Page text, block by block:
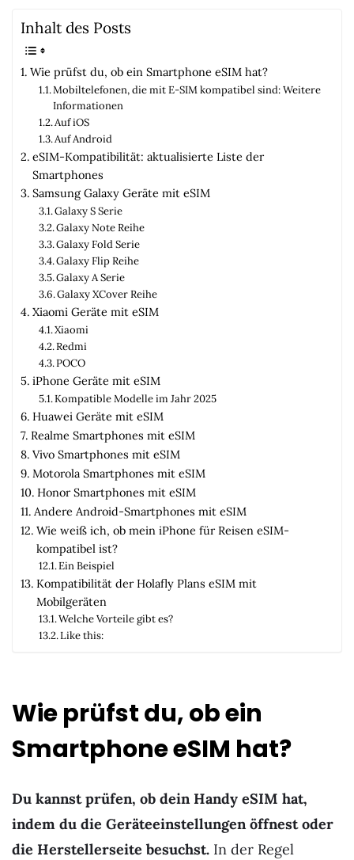
Inhalt des Posts
Wie prüfst du, ob ein Smartphone eSIM hat?
Mobiltelefonen, die mit E-SIM kompatibel sind: Weitere
Informationen
Auf iOS
Auf Android
eSIM-Kompatibilität: aktualisierte Liste der
Smartphones
Samsung Galaxy Geräte mit eSIM
Galaxy S Serie
Galaxy Note Reihe
Galaxy Fold Serie
Galaxy Flip Reihe
Galaxy A Serie
Galaxy XCover Reihe
Xiaomi Geräte mit eSIM
Xiaomi
Redmi
POCO
iPhone Geräte mit eSIM
Kompatible Modelle im Jahr 2025
Huawei Geräte mit eSIM
Realme Smartphones mit eSIM
Vivo Smartphones mit eSIM
Motorola Smartphones mit eSIM
Honor Smartphones mit eSIM
Andere Android-Smartphones mit eSIM
Wie weiß ich, ob mein iPhone für Reisen eSIM-
kompatibel ist?
Ein Beispiel
Kompatibilität der Holafly Plans eSIM mit
Mobilgeräten
Welche Vorteile gibt es?
Like this:
Wie prüfst du, ob ein
Smartphone eSIM hat?
Du kannst prüfen, ob dein Handy eSIM hat,
indem du die Geräteeinstellungen öffnest oder
die Herstellerseite besuchst. In der Regel